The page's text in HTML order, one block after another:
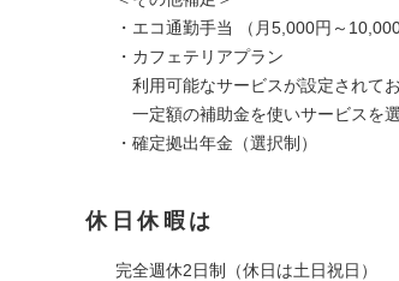
・エコ通勤手当 （月5,000円～10,000
・カフェテリアプラン
利用可能なサービスが設定されてお
一定額の補助金を使いサービスを
・確定拠出年金（選択制）
休日休暇は
完全週休2日制（休日は土日祝日）